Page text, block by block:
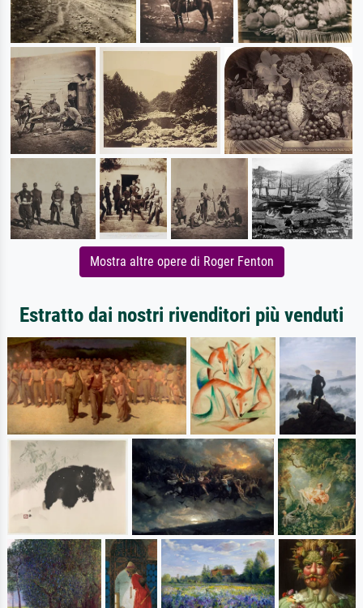
Mostra altre opere di Roger Fenton
Estratto dai nostri rivenditori più venduti